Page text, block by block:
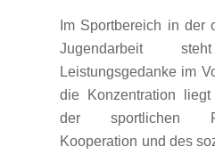
Im Sportbereich in der
Jugendarbeit
Leistungsgedanke im
die Konzentration
der sportlichen
Kooperation und des